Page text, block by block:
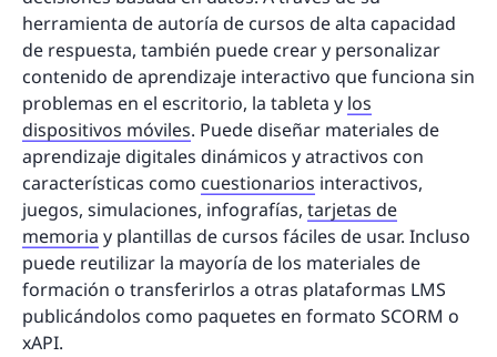
herramienta de autoría de cursos de alta capacidad
de respuesta, también puede crear y personalizar
contenido de aprendizaje interactivo que funciona sin
problemas en el escritorio, la tableta y los
dispositivos móviles. Puede diseñar materiales de
aprendizaje digitales dinámicos y atractivos con
características como cuestionarios interactivos,
juegos, simulaciones, infografías, tarjetas de
memoria y plantillas de cursos fáciles de usar. Incluso
puede reutilizar la mayoría de los materiales de
formación o transferirlos a otras plataformas LMS
publicándolos como paquetes en formato SCORM o
xAPI.